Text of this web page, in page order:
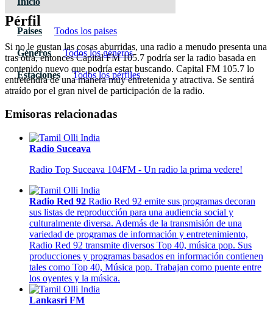
Paises Todos los paises
Géneros Todos los géneros
Estaciones Todos los pérfiles
Pérfil
Si no le gustan las cosas aburridas, una radio a menudo presenta una
tras otra, entonces Capital FM 105.7 podría ser la radio basada en
contenido nuevo que podría estar buscando. Capital FM 105.7 lo
entretendrá de una manera muy entretenida y atractiva. Se sentirá
atraído por el gran nivel de participación de la radio.
Emisoras relacionadas
Radio Suceava
Radio Top Suceava 104FM - Un radio la prima vedere!
Radio Red 92 Radio Red 92 emite sus programas decoran
sus listas de reproducción para una audiencia social y
culturalmente diversa. Además de la transmisión de una
variedad de programas de información y entretenimiento,
Radio Red 92 transmite diversos Top 40, música pop. Sus
producciones y programas basados en información contienen
tales como Top 40, Música pop. Trabajan como puente entre
los oyentes y la música.
Lankasri FM